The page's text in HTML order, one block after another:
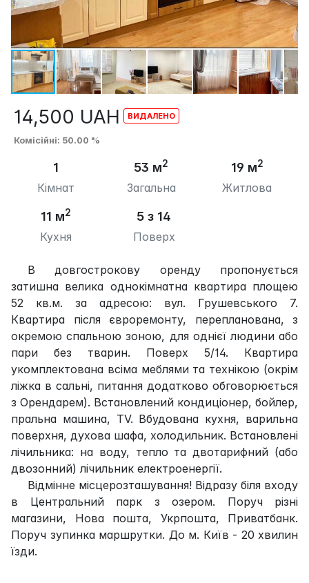
14,500 UAH
Комісійні: 50.00 %
1
Кімнат
53 м2
Загальна
19 м2
Житлова
11 м2
Кухня
5 з 14
Поверх
В довгострокову оренду пропонується
затишна велика однокімнатна квартира площею
52 кв.м. за адресою: вул. Грушевського 7.
Квартира після євроремонту, перепланована, з
окремою спальною зоною, для однієї людини або
пари без тварин. Поверх 5/14. Квартира
укомплектована всіма меблями та технікою (окрім
ліжка в сальні, питання додатково обговорюється
з Орендарем). Встановлений кондиціонер, бойлер,
пральна машина, TV. Вбудована кухня, варильна
поверхня, духова шафа, холодильник. Встановлені
лічильника: на воду, тепло та двотарифний (або
двозонний) лічильник електроенергії.
Відмінне місцерозташування! Відразу біля входу
в Центральний парк з озером. Поруч різні
магазини, Нова пошта, Укрпошта, Приватбанк.
Поруч зупинка маршрутки. До м. Київ - 20 хвилин
їзди.